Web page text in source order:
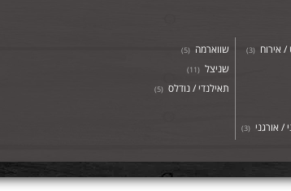
/ אירוח (
3
)
/ אורגני (
3
)
שווארמה (
5
)
שניצל (
11
)
תאילנדי / נודלס (
5
)